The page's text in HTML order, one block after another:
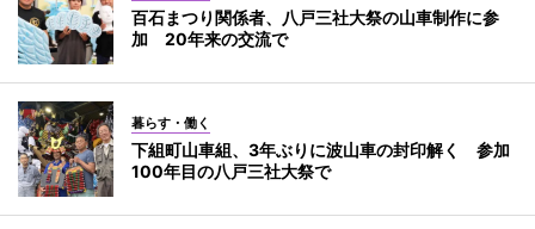
百石まつり関係者、八戸三社大祭の山車制作に参
加 20年来の交流で
暮らす・働く
下組町山車組、3年ぶりに波山車の封印解く 参加
100年目の八戸三社大祭で